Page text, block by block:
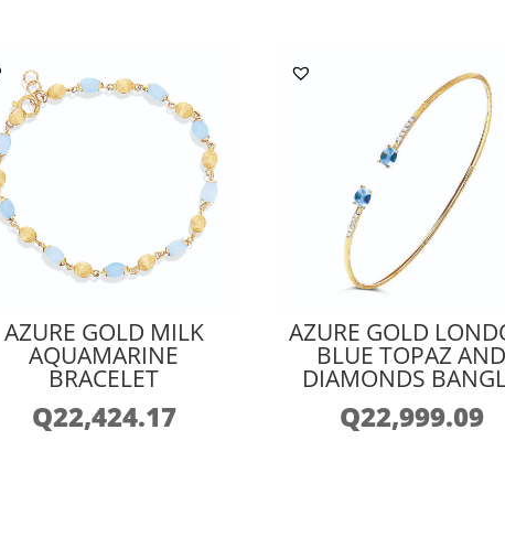
AZURE GOLD MILK
AQUAMARINE
BRACELET
Q22,424.17
AZURE GOLD
BLUE TOPAZ AND
DIAMONDS
Q22,999.09